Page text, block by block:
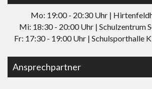
Mo: 19:00 - 20:30 Uhr |
Mi: 18:30 - 20:00 Uhr | Schulzentrum
Fr: 17:30 - 19:00 Uhr | Schulsporthalle
Ansprechpartner